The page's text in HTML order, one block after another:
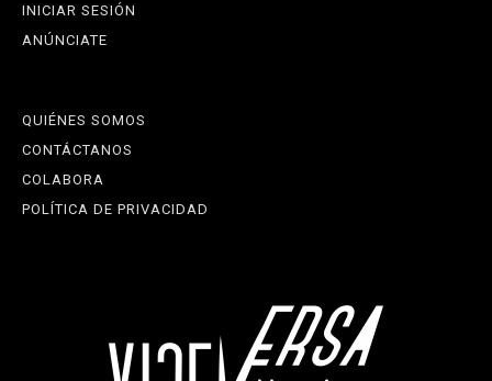
INICIAR SESIÓN
ANÚNCIATE
QUIÉNES SOMOS
CONTÁCTANOS
COLABORA
POLÍTICA DE PRIVACIDAD